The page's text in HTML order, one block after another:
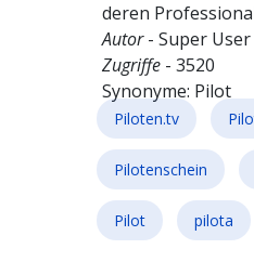
deren
Autor- Super User
Zugriffe - 3520
Synonyme: Pilot
Piloten.tv
Pilotenschein
Pilot pilota